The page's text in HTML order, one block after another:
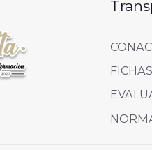
CONAC